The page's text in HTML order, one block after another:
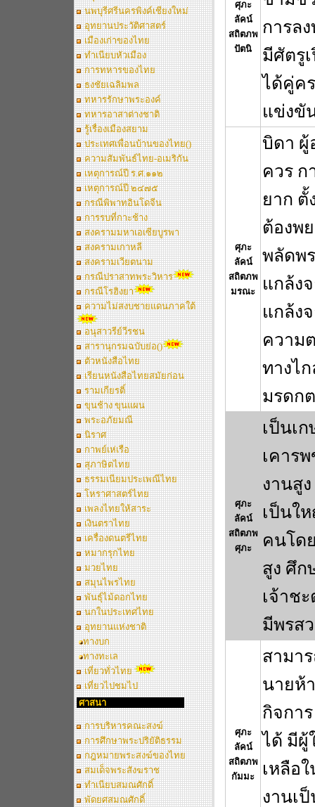
นพบุรีศรีนครพิงค์เชียงใหม่
อุทยานประวัติศาสตร์
เมืองเก่าของไทย
ทำเนียบหัวเมือง
การทหารของไทย
ธงชัยเฉลิมพล
ทหารรักษาพระองค์
ทหารอาสาต่างชาติ
รู้เรื่องเมืองสยาม
ประเทศเพื่อนบ้านของไทย()
ความสัมพันธ์ไทย-อเมริกัน
เหตุการณ์ปี ร.ศ.๑๑๒
เหตุการณ์ปี ๒๔๗๕
กรณีพิพาทอินโดจีน
การรบที่กาะช้าง
สงครามมหาเอเซียบูรพา
สงครามเกาหลี
สงครามเวียตนาม
กรณีปราสาทพระวิหาร
กรณีโรฮิงยา
ความไม่สงบชายแดนภาคใต้
อนุสาวรีย์วีรชน
สารานุกรมฉบับย่อ()
ตัวหนังสือไทย
เรียนหนังสือไทยสมัยก่อน
รามเกียรติ์
ขุนช้าง ขุนแผน
พระอภัยมณี
นิราศ
กาพย์เห่เรือ
สุภาษิตไทย
ธรรมเนียมประเพณีไทย
โหราศาสตร์ไทย
เพลงไทยให้สาระ
เงินตราไทย
เครื่องดนตรีไทย
หมากรุกไทย
มวยไทย
สมุนไพรไทย
พันธุ์ไม้ดอกไทย
นกในประเทศไทย
อุทยานแห่งชาติ
ทางบก
ทางทะเล
เที่ยวทั่วไทย
เที่ยวไปชมไป
ศาสนา
การบริหารคณะสงฆ์
การศึกษาพระปริยัติธรรม
กฎหมายพระสงฆ์ของไทย
สมเด็จพระสังฆราช
ทำเนียบสมณศักดิ์
พัดยศสมณศักดิ์
ศุภะ
ลัคน์
สถิตภพ
ปัตนิ
การล
มีศัตรู
ได้คู่ค
แข่งขั
ศุภะ
ลัคน์
สถิตภพ
มรณะ
บิดา ผู้
ควร ก
ยาก ตั้
ต้องพ
พลัดพ
แกล้ง
แกล้ง
ความ
ทางไ
มรดก
ศุภะ
ลัคน์
สถิตภพ
ศุภะ
เป็นเ
เคาร
งานสู
เป็นใ
คนโด
สูง ศึก
เจ้าช
มีพรส
ศุภะ
ลัคน์
สถิตภพ
กัมมะ
สามา
นายห้
กิจกา
ได้ มีผู้
เหลือ
งานเ